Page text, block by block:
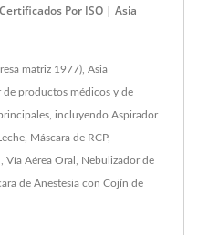
Por ISO | Asia
matriz 1977), Asia
productos médicos y de
incluyendo Aspirador
Máscara de RCP,
Vía Aérea Oral, Nebulizador de
de Anestesia con Cojín de